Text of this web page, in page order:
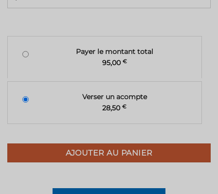
Payer le montant total
95,00 €
Verser un acompte
28,50 €
AJOUTER AU PANIER